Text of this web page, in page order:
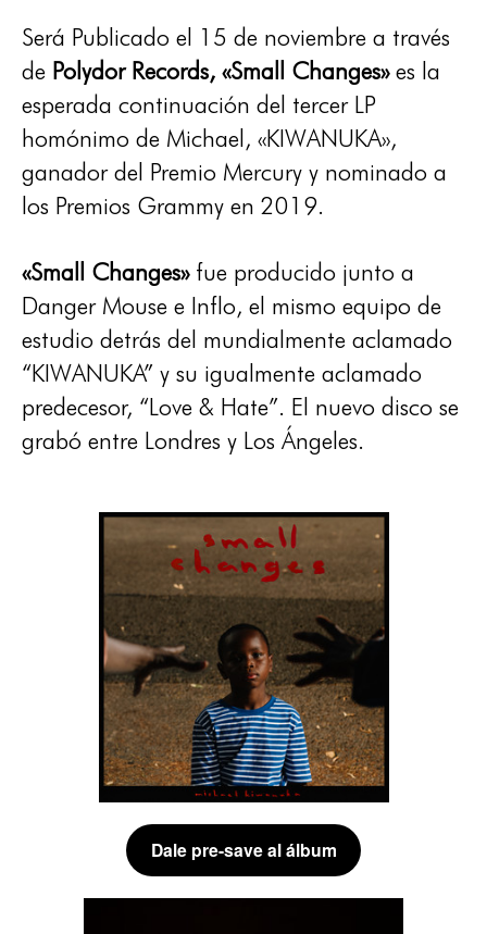
Será Publicado el 15 de noviembre a través
de Polydor Records, «Small Changes»es la
esperada continuación del tercer LP
homónimo de Michael, «KIWANUKA»,
ganador del Premio Mercury y nominado a
los Premios Grammy en 2019.
«Small Changes»fue producido junto a
Danger Mouse e Inflo, el mismo equipo de
estudio detrás del mundialmente aclamado
“KIWANUKA” y su igualmente aclamado
predecesor, “Love & Hate”. El nuevo disco se
grabó entre Londres y Los Ángeles.
Dale pre-save al álbum